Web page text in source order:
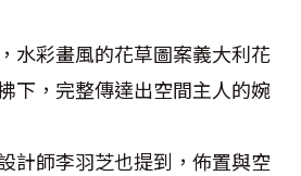
水彩畫風的花草圖案義大利花
下，完整傳達出空間主人的婉
計師李羽芝也提到，佈置與空